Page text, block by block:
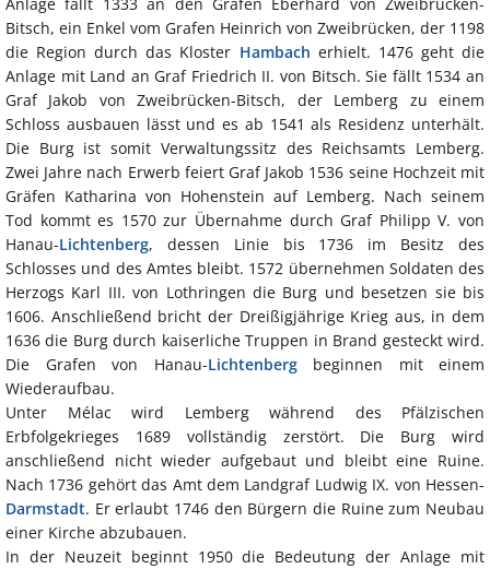
Bitsch, ein Enkel vom Grafen Heinrich von Zweibrücken, der 1198
die Region durch das Kloster Hambach erhielt. 1476 geht die
Anlage mit Land an Graf Friedrich II. von Bitsch. Sie fällt 1534 an
Graf Jakob von Zweibrücken-Bitsch, der Lemberg zu einem
Schloss ausbauen lässt und es ab 1541 als Residenz unterhält.
Die Burg ist somit Verwaltungssitz des Reichsamts Lemberg.
Zwei Jahre nach Erwerb feiert Graf Jakob 1536 seine Hochzeit mit
Gräfen Katharina von Hohenstein auf Lemberg. Nach seinem
Tod kommt es 1570 zur Übernahme durch Graf Philipp V. von
Hanau-Lichtenberg, dessen Linie bis 1736 im Besitz des
Schlosses und des Amtes bleibt. 1572 übernehmen Soldaten des
Herzogs Karl III. von Lothringen die Burg und besetzen sie bis
1606. Anschließend bricht der Dreißigjährige Krieg aus, in dem
1636 die Burg durch kaiserliche Truppen in Brand gesteckt wird.
Die Grafen von Hanau-Lichtenbergbeginnen mit einem
Wiederaufbau.
Unter Mélac wird Lemberg während des Pfälzischen
Erbfolgekrieges 1689 vollständig zerstört. Die Burg wird
anschließend nicht wieder aufgebaut und bleibt eine Ruine.
Nach 1736 gehört das Amt dem Landgraf Ludwig IX. von Hessen-
Darmstadt. Er erlaubt 1746 den Bürgern die Ruine zum Neubau
einer Kirche abzubauen.
In der Neuzeit beginnt 1950 die Bedeutung der Anlage mit